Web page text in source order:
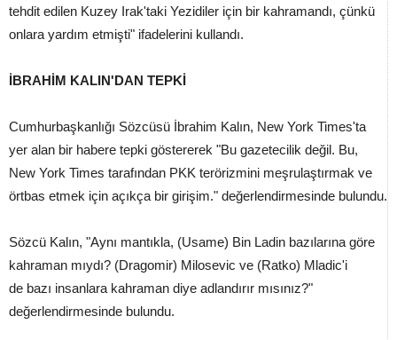
tehdit edilen Kuzey Irak'taki Yezidiler için bir kahramandı, çünkü
onlara yardım etmişti" ifadelerini kullandı.
İBRAHİM KALIN'DAN TEPKİ
Cumhurbaşkanlığı Sözcüsü İbrahim Kalın, New York Times'ta
yer alan bir habere tepki göstererek "Bu gazetecilik değil. Bu,
New York Times tarafından PKK terörizmini meşrulaştırmak ve
örtbas etmek için açıkça bir girişim." değerlendirmesinde bulundu.
Sözcü Kalın, "Aynı mantıkla, (Usame) Bin Ladin bazılarına göre
kahraman mıydı? (Dragomir) Milosevic ve (Ratko) Mladic'i
de bazı insanlara kahraman diye adlandırır mısınız?"
değerlendirmesinde bulundu.